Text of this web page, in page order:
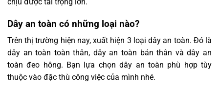
Dây an toàn có những loại nào?
Trên thị trường hiện nay, xuất hiện 3 loại dây an toàn. Đó là
dây an toàn toàn thân, dây an toàn bán thân và dây an
toàn đeo hông. Bạn lựa chọn dây an toàn phù hợp tùy
thuộc vào đặc thù công việc của mình nhé.